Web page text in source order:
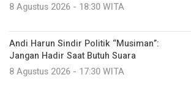
8 Agustus 2026 - 18:30 WITA
Andi Harun Sindir Politik “Musiman”:
Jangan Hadir Saat Butuh Suara
8 Agustus 2026 - 17:30 WITA